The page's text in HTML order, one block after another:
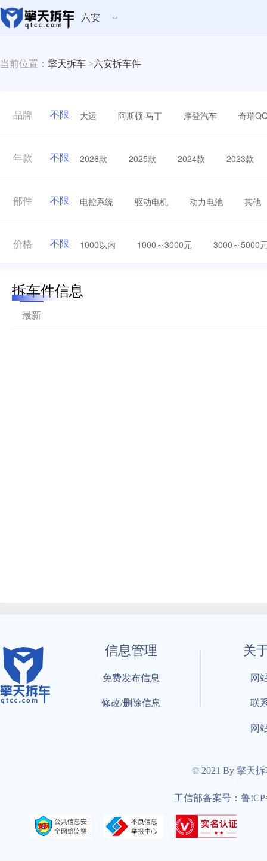
六安
当前位置： 擎天拆车 >六安拆车件
品牌 不限 大运 阿斯顿·马丁 摩登汽车 奇瑞
年款 不限 2026款 2025款 2024款 2023款
部件 不限 电控系统 驱动电机 动力电池 其他
价格 不限 1000以内 1000～3000元 3000～5000
拆车件信息
最新
信息管理
免费发布信息
修改/删除信息
关
网
联
网
© 2021 By 擎天
工信部备案号：鲁